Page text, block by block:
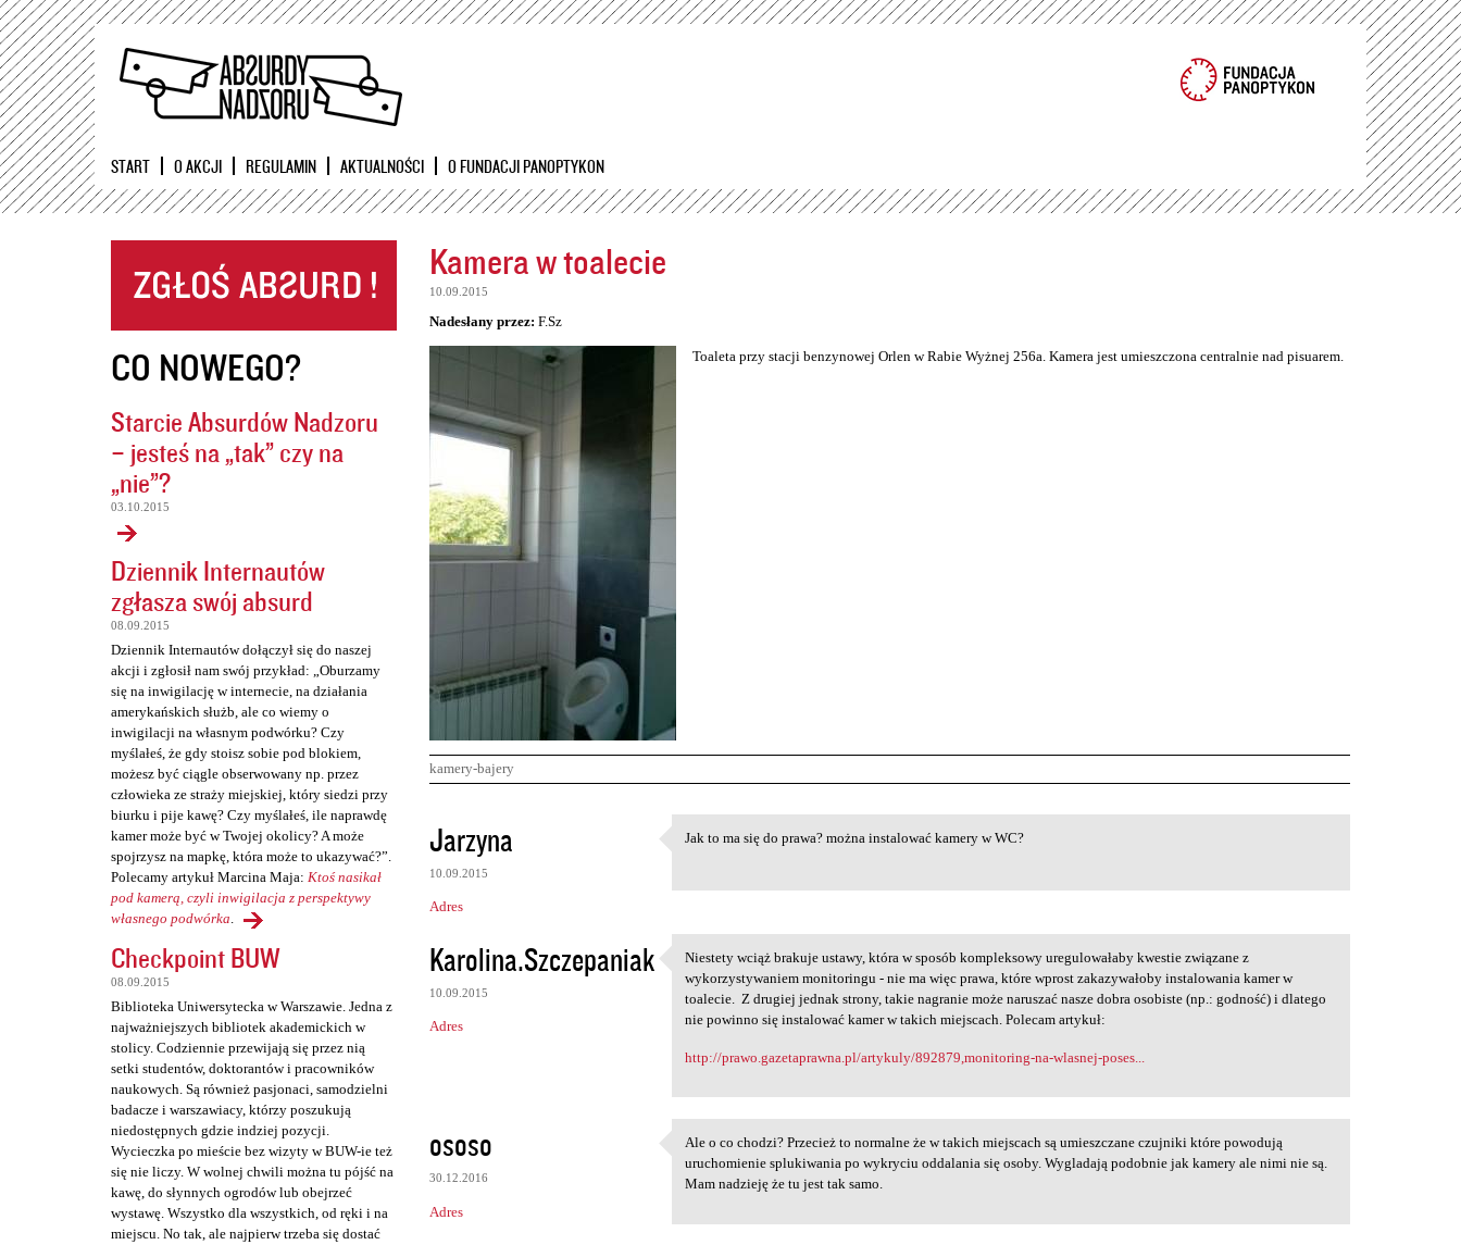
Przejdź
START O AKCJI REGULAMIN AKTUALNOŚCI O FUNDACJI PANOPTYKON
CO NOWEGO?
Starcie Absurdów Nadzoru
– jesteś na „tak” czy na
„nie”?
03.10.2015
Dziennik Internautów
zgłasza swój absurd
08.09.2015
Dziennik Internautów dołączył się do naszej
akcji i zgłosił nam swój przykład: „Oburzamy
się na inwigilację w internecie, na działania
amerykańskich służb, ale co wiemy o
inwigilacji na własnym podwórku? Czy
myślałeś, że gdy stoisz sobie pod blokiem,
możesz być ciągle obserwowany np. przez
człowieka ze straży miejskiej, który siedzi przy
biurku i pije kawę? Czy myślałeś, ile naprawdę
kamer może być w Twojej okolicy? A może
spojrzysz na mapkę, która może to ukazywać?”.
Polecamy artykuł Marcina Maja: Ktoś nasikał
pod kamerą, czyli inwigilacja z perspektywy
własnego podwórka.
Checkpoint BUW
08.09.2015
Biblioteka Uniwersytecka w Warszawie. Jedna z
najważniejszych bibliotek akademickich w
stolicy. Codziennie przewijają się przez nią
setki studentów, doktorantów i pracowników
naukowych. Są również pasjonaci, samodzielni
badacze i warszawiacy, którzy poszukują
niedostępnych gdzie indziej pozycji.
Wycieczka po mieście bez wizyty w BUW-ie też
się nie liczy. W wolnej chwili można tu pójść na
kawę, do słynnych ogrodów lub obejrzeć
wystawę. Wszystko dla wszystkich, od ręki i na
miejscu. No tak, ale najpierw trzeba się dostać
Kamera w toalecie
10.09.2015
Nadesłany przez: F.Sz
Toaleta przy stacji benzynowej Orlen w Rabie Wyżnej 256a. Kamera jest umieszczona centralnie nad pisuarem.
kamery-bajery
K
o
m
e
n
t
r
Jarzyna
10.09.2015
Adres
Jak to ma się do prawa? można
Jak to ma się do prawa? można instalować kamery w WC?
Karolina.Szczepaniak
10.09.2015
Adres
Niestety wciąż brakuje ustawy
Niestety wciąż brakuje ustawy, która w sposób kompleksowy uregulowałaby kwestie związane z
wykorzystywaniem monitoringu - nie ma więc prawa, które wprost zakazywałoby instalowania kamer w
toalecie. Z drugiej jednak strony, takie nagranie może naruszać nasze dobra osobiste (np.: godność) i dlatego
nie powinno się instalować kamer w takich miejscach. Polecam artykuł:
http://prawo.gazetaprawna.pl/artykuly/892879,monitoring-na-wlasnej-poses...
ososo
30.12.2016
Adres
Ale o co chodzi? Przecież to
Ale o co chodzi? Przecież to normalne że w takich miejscach są umieszczane czujniki które powodują
uruchomienie splukiwania po wykryciu oddalania się osoby. Wygladają podobnie jak kamery ale nimi nie są.
Mam nadzieję że tu jest tak samo.